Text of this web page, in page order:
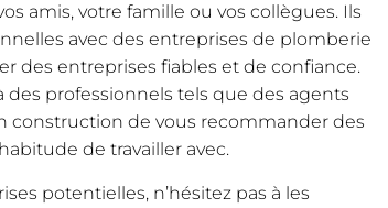
amis, votre famille ou vos collègues. Ils
avec des entreprises de plomberie
des entreprises fiables et de confiance.
professionnels tels que des agents
construction de vous recommander des
de travailler avec.
potentielles, n’hésitez pas à les